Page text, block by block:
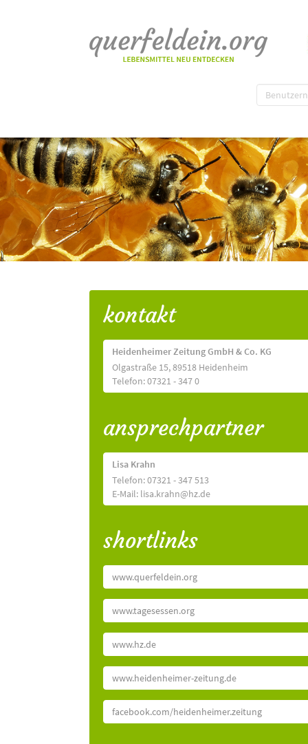
kontakt
Heidenheimer Zeitung GmbH & Co. KG
Olgastraße 15, 89518 Heidenheim
Telefon: 07321 - 347 0
ansprechpartner
Lisa Krahn
Telefon: 07321 - 347 513
E-Mail: lisa.krahn@hz.de
shortlinks
www.querfeldein.org
www.tagesessen.org
www.hz.de
www.heidenheimer-zeitung.de
facebook.com/heidenheimer.zeitung